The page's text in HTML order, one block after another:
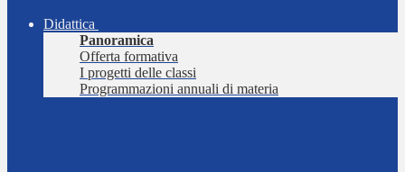
Didattica
Panoramica
Offerta formativa
I progetti delle classi
Programmazioni annuali di materia